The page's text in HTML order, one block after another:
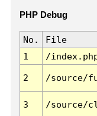
PHP Debug
No. File
1
/
2 /source/
3 /source/